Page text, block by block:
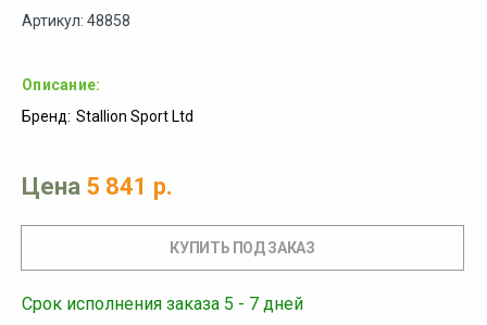
Артикул: 48858
Описание:
Бренд: Stallion Sport Ltd
Цена 5 841 р.
Срок исполнения заказа 5 - 7 дней